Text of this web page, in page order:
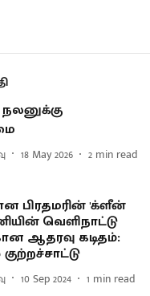
18 May 2026 2 min read
பிரதமரின் 'க்ளீன்
வெளிநாட்டு
ஆதரவு கடிதம்:
10 Sep 2024 1 min read